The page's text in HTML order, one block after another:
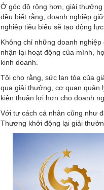
Ở góc độ rộng hơn, giải
đều biết rằng, doanh nghiệp
nghiệp tiêu biểu sẽ tạo động
Không chỉ những doanh
nhận lại hoạt động của mình,
kinh doanh.
Tôi cho rằng, sức lan tỏa của
qua giải thưởng, cơ quan quản
kiện thuận lợi hơn cho doanh
Với tư cách cá nhân cũng như
Thương khởi động lại giải